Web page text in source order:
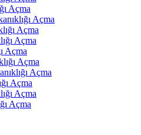
Açma
Açma
Açma
Açma
Açma
Açma
Açma
Açma
Açma
Açma